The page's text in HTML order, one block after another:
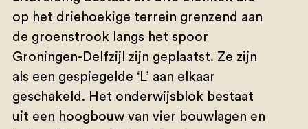
op het driehoekige terrein grenzend aan
de groenstrook langs het spoor
Groningen-Delfzijl zijn geplaatst. Ze zijn
als een gespiegelde ‘L’ aan elkaar
geschakeld. Het onderwijsblok bestaat
uit een hoogbouw van vier bouwlagen en